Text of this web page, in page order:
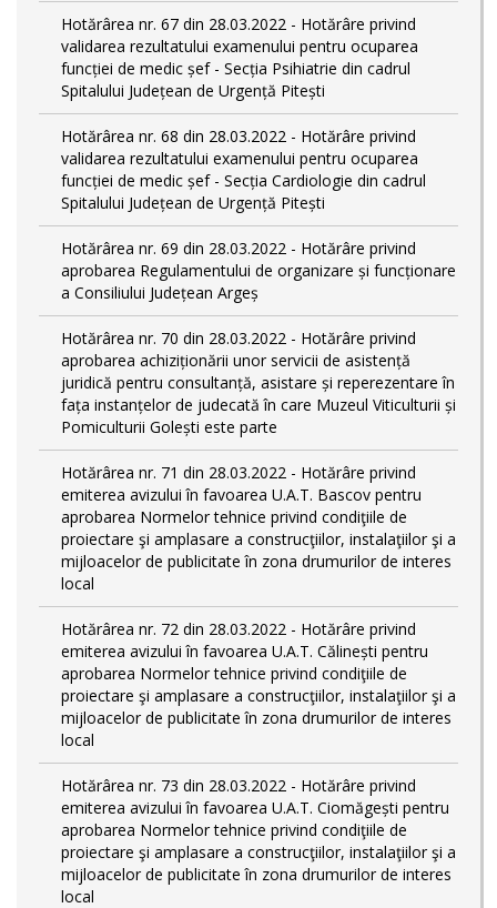
Hotărârea nr. 67 din 28.03.2022 - Hotărâre privind
validarea rezultatului examenului pentru ocuparea
funcției de medic șef - Secția Psihiatrie din cadrul
Spitalului Județean de Urgență Pitești
Hotărârea nr. 68 din 28.03.2022 - Hotărâre privind
validarea rezultatului examenului pentru ocuparea
funcției de medic șef - Secția Cardiologie din cadrul
Spitalului Județean de Urgență Pitești
Hotărârea nr. 69 din 28.03.2022 - Hotărâre privind
aprobarea Regulamentului de organizare și funcționare
a Consiliului Județean Argeș
Hotărârea nr. 70 din 28.03.2022 - Hotărâre privind
aprobarea achiziționării unor servicii de asistență
juridică pentru consultanță, asistare și reperezentare în
fața instanțelor de judecată în care Muzeul Viticulturii și
Pomiculturii Golești este parte
Hotărârea nr. 71 din 28.03.2022 - Hotărâre privind
emiterea avizului în favoarea U.A.T. Bascov pentru
aprobarea Normelor tehnice privind condiţiile de
proiectare şi amplasare a construcţiilor, instalaţiilor şi a
mijloacelor de publicitate în zona drumurilor de interes
local
Hotărârea nr. 72 din 28.03.2022 - Hotărâre privind
emiterea avizului în favoarea U.A.T. Călinești pentru
aprobarea Normelor tehnice privind condiţiile de
proiectare şi amplasare a construcţiilor, instalaţiilor şi a
mijloacelor de publicitate în zona drumurilor de interes
local
Hotărârea nr. 73 din 28.03.2022 - Hotărâre privind
emiterea avizului în favoarea U.A.T. Ciomăgești pentru
aprobarea Normelor tehnice privind condiţiile de
proiectare şi amplasare a construcţiilor, instalaţiilor şi a
mijloacelor de publicitate în zona drumurilor de interes
local